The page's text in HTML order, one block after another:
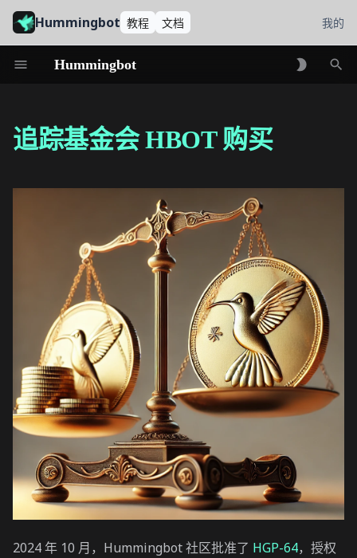
Hummingbot 教程 文档 我的
Hummingbot
始
化
追踪基金会 HBOT 购买
2024 年 10 月，Hummingbot 社区批准了 HGP-64，授权